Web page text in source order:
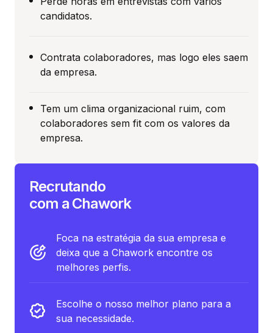
candidatos.
Contrata colaboradores, mas logo eles saem
da empresa.
Tem um clima organizacional ruim, com
colaboradores sem fit com os valores da
empresa.
Recrutando
com a Chawork
Foca na estratégia da sua empresa e
deixa que a Chawork encontre os
melhores perfis.
Escolhe o nosso melhor plano para a
sua necessidade.